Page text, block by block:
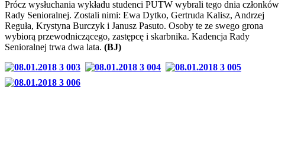
Prócz wysłuchania wykładu studenci PUTW wybrali tego dnia członków
Rady Senioralnej. Zostali nimi: Ewa Dytko, Gertruda Kalisz, Andrzej
Reguła, Krystyna Burczyk i Janusz Pasuto. Osoby te ze swego grona
wybiorą przewodniczącego, zastępcę i skarbnika. Kadencja Rady
Senioralnej trwa dwa lata. (BJ)